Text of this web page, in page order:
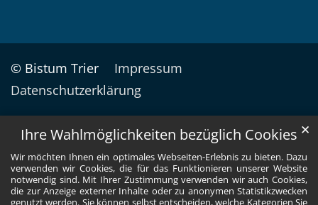
Ihre Wahlmöglichkeiten bezüglich Cookies
Wir möchten Ihnen ein optimales Webseiten-Erlebnis zu bieten. Dazu
verwenden wir Cookies, die für das Funktionieren unserer Website
notwendig sind. Mit Ihrer Zustimmung verwenden wir auch Cookies,
die zur Anzeige externer Inhalte oder zu anonymen Statistikzwecken
genutzt werden. Sie können selbst entscheiden, welche Kategorien Sie
✕
© Bistum Trier
Impressum
Datenschutzerklärung